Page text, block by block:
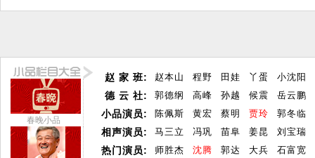
春晚小品
赵 家 班:
德 云 社:
小品演员:
相声演员:
热门演员:
赵本山 程野 田娃 丫蛋
小沈阳
郭德纲
高峰 孙越 候震
岳云鹏
陈佩斯
黄宏 蔡明 贾玲
郭冬临
马三立
冯巩 苗阜 姜昆
刘宝瑞
师胜杰
沈腾 郭达 大兵 石富宽